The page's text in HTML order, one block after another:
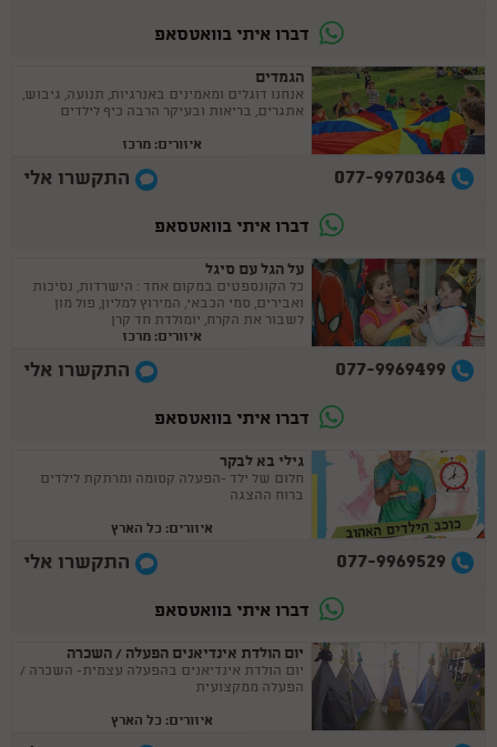
דברו איתי בוואטסאפ
הגמדים
אנחנו דוגלים ומאמינים באנרגיות, תנועה, גיבוש,
אתגרים, בריאות ובעיקר הרבה כיף לילדים
איזורים: מרכז
077-9970364 התקשרו אלי
דברו איתי בוואטסאפ
על הגל עם סיגל
כל הקונספטים במקום אחד : הישרדות, נסיכות
ואבירים, סמי הכבאי, המירוץ למליון, פול מון
לשבור את הקרח, יומולדת חד קרן
איזורים: מרכז
077-9969499 התקשרו אלי
דברו איתי בוואטסאפ
גילי בא לבקר
חלום של ילד -הפעלה קסומה ומרתקת לילדים
ברוח ההצגה
איזורים: כל הארץ
077-9969529 התקשרו אלי
דברו איתי בוואטסאפ
יום הולדת אינדיאנים הפעלה / השכרה
יום הולדת אינדיאנים בהפעלה עצמית- השכרה /
הפעלה ממקצועית
איזורים: כל הארץ